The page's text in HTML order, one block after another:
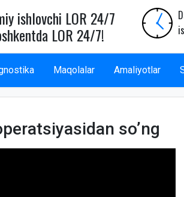
ishlovchi LOR 24/7
LOR 24/7!
Maqolalar Amaliyotlar
so’ng